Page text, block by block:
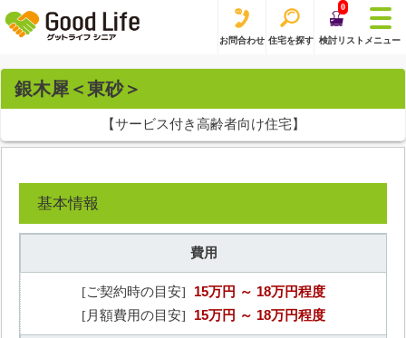
お問合わせ 住宅を探す
0
検討リスト メニュー
銀木犀＜東砂＞
【サービス付き高齢者向け住宅】
基本情報
費用
[ご契約時の目安] 15万円 ～ 18万円程度
[月額費用の目安] 15万円 ～ 18万円程度